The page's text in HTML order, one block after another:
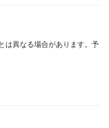
は異なる場合があります。予